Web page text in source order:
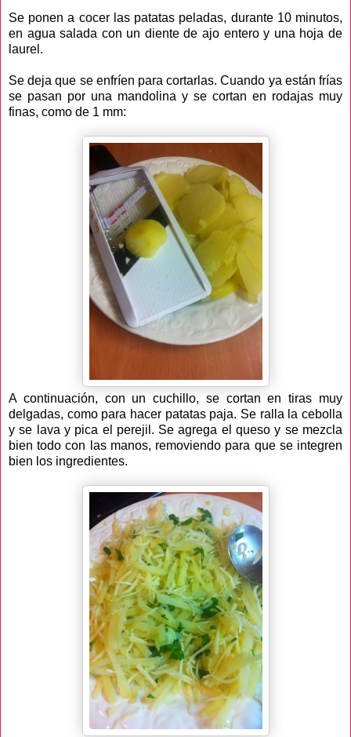
Se ponen a cocer las patatas peladas, durante 10 minutos,
en agua salada con un diente de ajo entero y una hoja de
laurel.
Se deja que se enfríen para cortarlas. Cuando ya están frías
se pasan por una mandolina y se cortan en rodajas muy
finas, como de 1 mm:
A continuación, con un cuchillo, se cortan en tiras muy
delgadas, como para hacer patatas paja. Se ralla la cebolla
y se lava y pica el perejil. Se agrega el queso y se mezcla
bien todo con las manos, removiendo para que se integren
bien los ingredientes.